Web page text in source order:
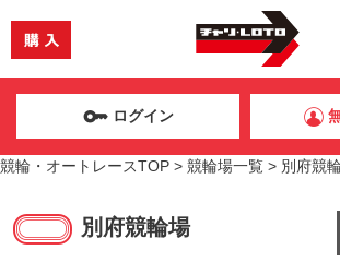
ログイン
競輪・オートレースTOP > 競輪場一覧 > 別府競
別府競輪場